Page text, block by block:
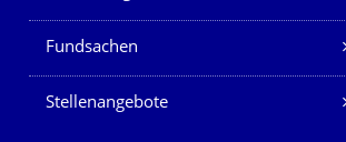
Fundsachen
Stellenangebote